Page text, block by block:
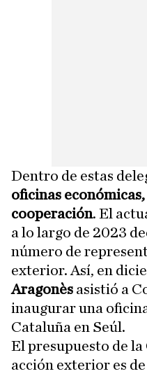
Dentro de estas
oficinas
cooperación. El
a lo largo de 2023
número de
exterior. Así, en
Aragonès asistió a
inaugurar una
Cataluña en Seúl.
El presupuesto de
acción exterior es de